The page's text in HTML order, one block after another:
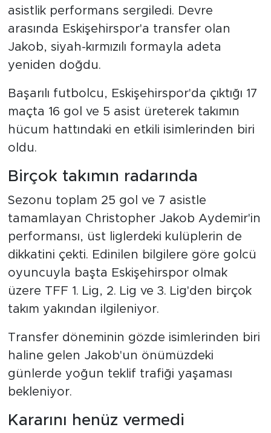
asistlik performans sergiledi. Devre
arasında Eskişehirspor'a transfer olan
Jakob, siyah-kırmızılı formayla adeta
yeniden doğdu.
Başarılı futbolcu, Eskişehirspor'da çıktığı 17
maçta 16 gol ve 5 asist üreterek takımın
hücum hattındaki en etkili isimlerinden biri
oldu.
Birçok takımın radarında
Sezonu toplam 25 gol ve 7 asistle
tamamlayan Christopher Jakob Aydemir'in
performansı, üst liglerdeki kulüplerin de
dikkatini çekti. Edinilen bilgilere göre golcü
oyuncuyla başta Eskişehirspor olmak
üzere TFF 1. Lig, 2. Lig ve 3. Lig'den birçok
takım yakından ilgileniyor.
Transfer döneminin gözde isimlerinden biri
haline gelen Jakob'un önümüzdeki
günlerde yoğun teklif trafiği yaşaması
bekleniyor.
Kararını henüz vermedi